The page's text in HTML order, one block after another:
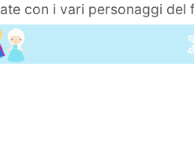
con i vari personaggi del